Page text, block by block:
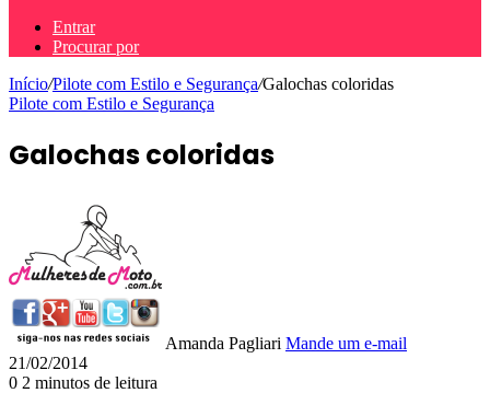
Entrar
Procurar por
Início/Pilote com Estilo e Segurança/Galochas coloridas
Pilote com Estilo e Segurança
Galochas coloridas
Amanda Pagliari Mande um e-mail
21/02/2014
0 2 minutos de leitura